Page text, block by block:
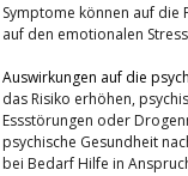
Symptome können auf die
auf den emotionalen
Auswirkungen auf die
das Risiko erhöhen,
Essstörungen oder
psychische Gesundheit
bei Bedarf Hilfe in